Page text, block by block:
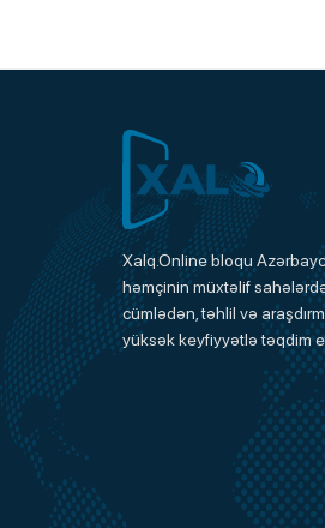
Onlayn
Xalq.Online bloqu
həmçinin müxtəlif
cümlədən, təhlil və
yüksək keyfiyyətlə təqdim